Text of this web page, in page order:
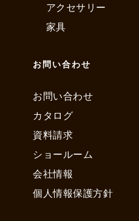
アクセサリー
家具
お問い合わせ
お問い合わせ
カタログ
資料請求
ショールーム
会社情報
個人情報保護方針